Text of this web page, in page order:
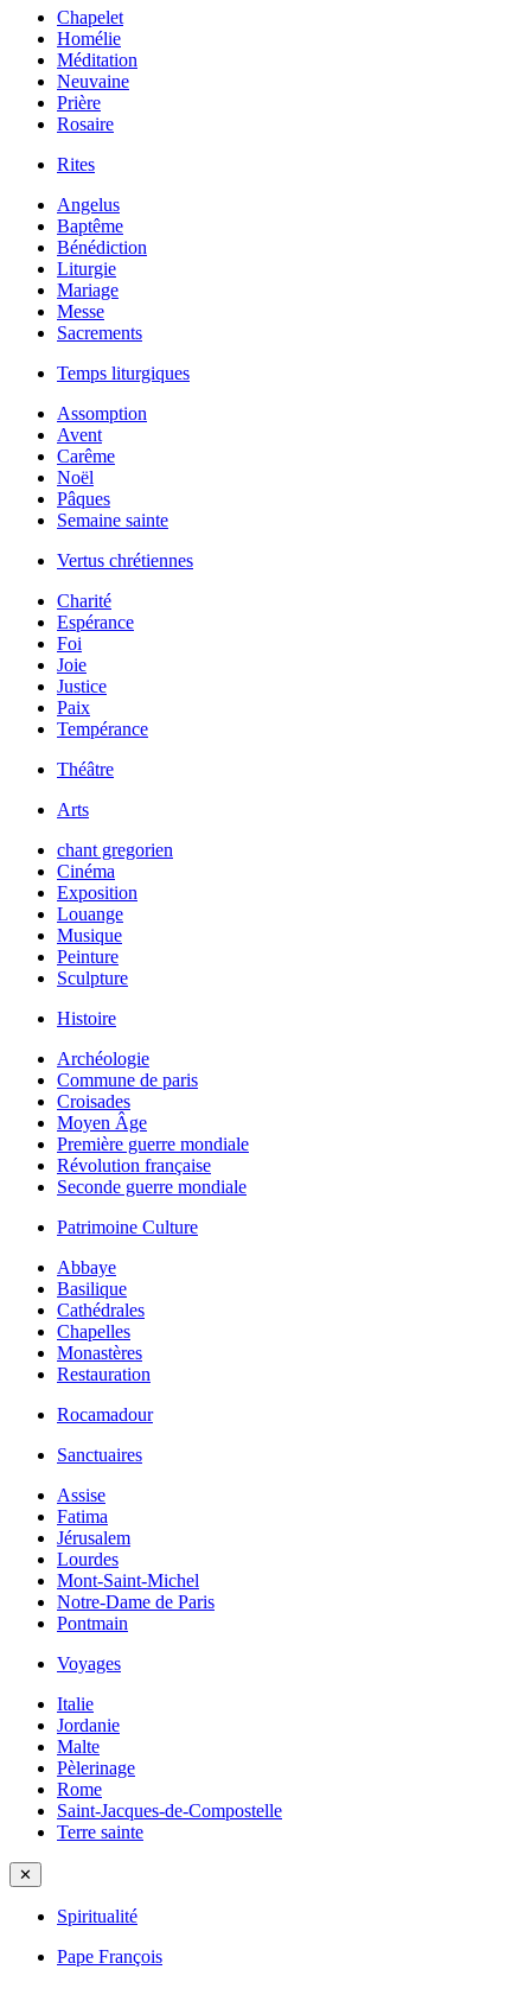
Chapelet
Homélie
Méditation
Neuvaine
Prière
Rosaire
Rites
Angelus
Baptême
Bénédiction
Liturgie
Mariage
Messe
Sacrements
Temps liturgiques
Assomption
Avent
Carême
Noël
Pâques
Semaine sainte
Vertus chrétiennes
Charité
Espérance
Foi
Joie
Justice
Paix
Tempérance
Théâtre
Arts
chant gregorien
Cinéma
Exposition
Louange
Musique
Peinture
Sculpture
Histoire
Archéologie
Commune de paris
Croisades
Moyen Âge
Première guerre mondiale
Révolution française
Seconde guerre mondiale
Patrimoine Culture
Abbaye
Basilique
Cathédrales
Chapelles
Monastères
Restauration
Rocamadour
Sanctuaires
Assise
Fatima
Jérusalem
Lourdes
Mont-Saint-Michel
Notre-Dame de Paris
Pontmain
Voyages
Italie
Jordanie
Malte
Pèlerinage
Rome
Saint-Jacques-de-Compostelle
Terre sainte
✕
Spiritualité
Pape François